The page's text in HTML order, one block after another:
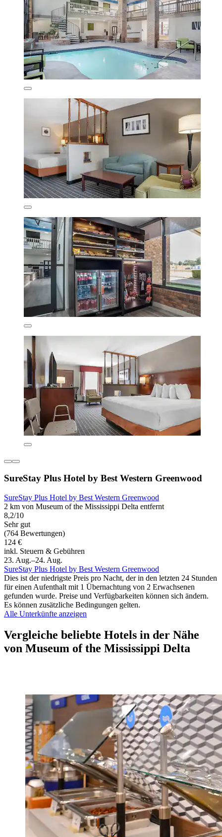
SureStay Plus Hotel by Best Western Greenwood
SureStay Plus Hotel by Best Western Greenwood
2 km von Museum of the Mississippi Delta entfernt
8,2/10
Sehr gut
(764 Bewertungen)
124 €
inkl. Steuern & Gebühren
23. Aug.–24. Aug.
SureStay Plus Hotel by Best Western Greenwood
Dies ist der niedrigste Preis pro Nacht, der in den letzten 24 Stunden
für einen Aufenthalt mit 1 Übernachtung von 2 Erwachsenen
gefunden wurde. Preise und Verfügbarkeiten können sich ändern.
Es können zusätzliche Bedingungen gelten.
Alle Unterkünfte anzeigen
Vergleiche beliebte Hotels in der Nähe
von Museum of the Mississippi Delta